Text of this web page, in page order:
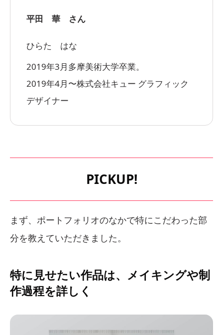
平田 華 さん
ひらた はな
2019年3月多摩美術大学卒業。
2019年4月〜株式会社キュー グラフィック
デザイナー
PICKUP!
まず、ポートフォリオのなかで特にこだわった部
分を教えていただきました。
特に見せたい作品は、メイキングや制
作過程を詳しく